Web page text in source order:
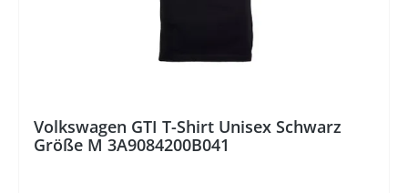
Volkswagen GTI T-Shirt Unisex Schwarz
Größe M 3A9084200B041